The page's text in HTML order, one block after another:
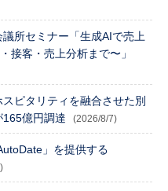
議所セミナー「生成AIで売上
接客・売上分析まで〜」
ピタリティを融合させた別
億円調達
(2026/8/7)
」を提供する